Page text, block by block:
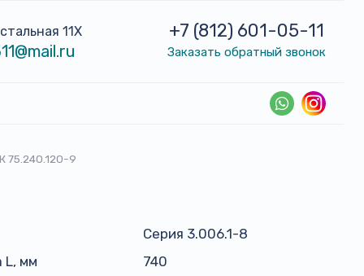
11Х +7 (812) 601-05-11
Заказать обратный звонок
75.240.120-9
Серия 3.006.1-8
L, мм
740